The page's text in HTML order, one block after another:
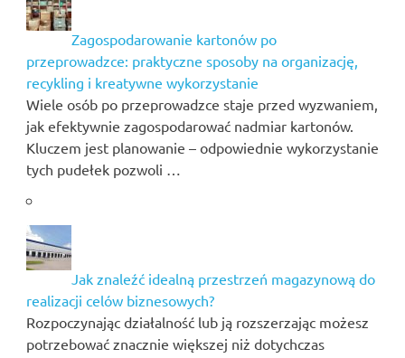
Zagospodarowanie kartonów po
przeprowadzce: praktyczne sposoby na organizację,
recykling i kreatywne wykorzystanie
Wiele osób po przeprowadzce staje przed wyzwaniem,
jak efektywnie zagospodarować nadmiar kartonów.
Kluczem jest planowanie – odpowiednie wykorzystanie
tych pudełek pozwoli …
Jak znaleźć idealną przestrzeń magazynową do
realizacji celów biznesowych?
Rozpoczynając działalność lub ją rozszerzając możesz
potrzebować znacznie większej niż dotychczas